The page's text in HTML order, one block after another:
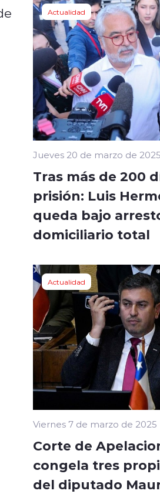
Actualidad
Jueves 20 de marzo de 2025
Tras más de 200
prisión: Luis
queda bajo
domiciliario total
Actualidad
Viernes 7 de marzo de 2025
Corte de
congela tres
del diputado